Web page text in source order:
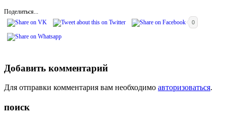
Поделиться...
0
Добавить комментарий
Для отправки комментария вам необходимо авторизоваться.
поиск